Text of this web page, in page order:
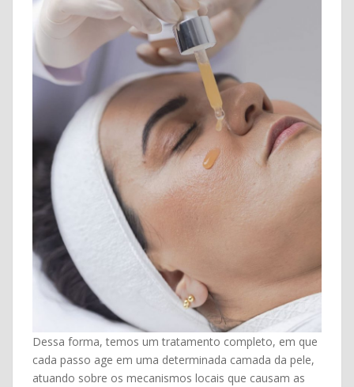
Dessa forma, temos um tratamento completo, em que
cada passo age em uma determinada camada da pele,
atuando sobre os mecanismos locais que causam as